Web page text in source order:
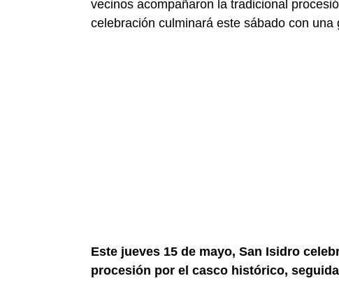
vecinos acompañaron la tradicional
celebración culminará este sábado con una
Este jueves 15 de mayo, San Isidro
procesión por el casco histórico,